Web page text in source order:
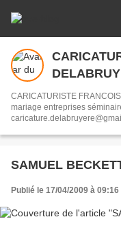
CARICATURISTE
mariage entreprises séminaire événementiel tel 07 67 02 93
SAMUEL
Publié le 17/04/2009 à 09:16